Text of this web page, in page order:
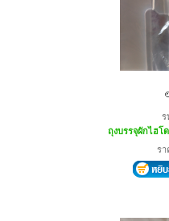
ร
ถุงบรรจุผักไฮโ
รา